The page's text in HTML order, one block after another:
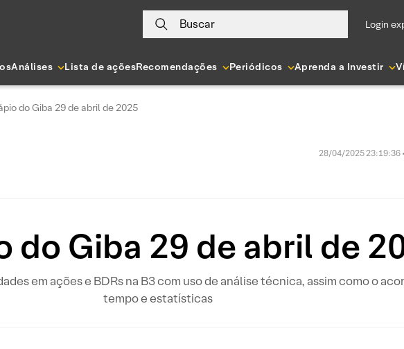
Buscar login
Análises Lista de açõesRecomendações Periódicos Aprenda a Investir
do Giba 29 de abril de 2025
28/04/2025 23:19:36
do Giba 29 de abril de
em ações e BDRs na B3 com uso de análise técnica, assim como o
tempo e estatísticas